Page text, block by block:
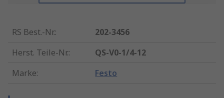
RS Best.-Nr.:
202-3456
Herst. Teile-Nr.:
QS-V0-1/4-12
Marke: Festo